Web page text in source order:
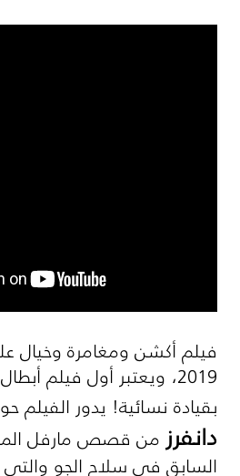
فيلم أكشن ومغامرة وخيال
2019، ويعتبر أول فيلم
بقيادة نسائية! يدور
دانفرزمن قصص مارفل
السابق في سلاح الجو والتي